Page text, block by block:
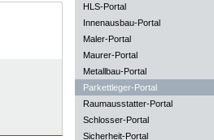
HLS-Portal
Innenausbau-Portal
Maler-Portal
Maurer-Portal
Metallbau-Portal
Parkettleger-Portal
Raumausstatter-Portal
Schlosser-Portal
Sicherheit-Portal